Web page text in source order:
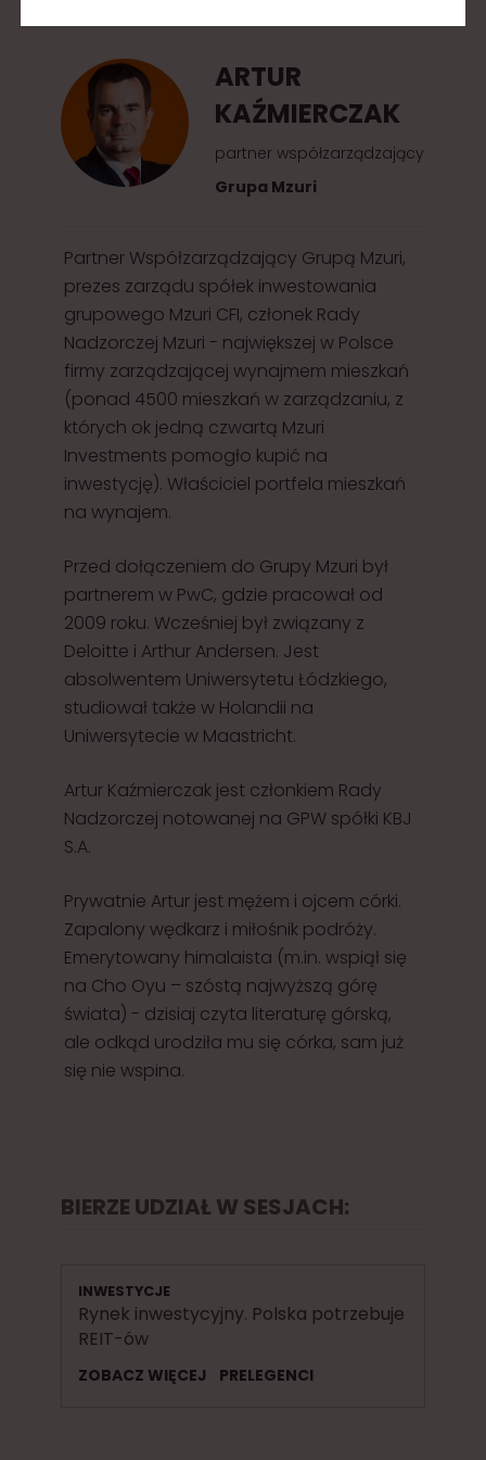
2
0
1
5
ARTUR
KAŹMIERCZAK
partner współzarządzający
Grupa Mzuri
Partner Współzarządzający Grupą Mzuri,
prezes zarządu spółek inwestowania
grupowego Mzuri CFI, członek Rady
Nadzorczej Mzuri - największej w Polsce
firmy zarządzającej wynajmem mieszkań
(ponad 4500 mieszkań w zarządzaniu, z
których ok jedną czwartą Mzuri
Investments pomogło kupić na
inwestycję). Właściciel portfela mieszkań
na wynajem.
Przed dołączeniem do Grupy Mzuri był
partnerem w PwC, gdzie pracował od
2009 roku. Wcześniej był związany z
Deloitte i Arthur Andersen. Jest
absolwentem Uniwersytetu Łódzkiego,
studiował także w Holandii na
Uniwersytecie w Maastricht.
Artur Kaźmierczak jest członkiem Rady
Nadzorczej notowanej na GPW spółki KBJ
S.A.
Prywatnie Artur jest mężem i ojcem córki.
Zapalony wędkarz i miłośnik podróży.
Emerytowany himalaista (m.in. wspiął się
na Cho Oyu – szóstą najwyższą górę
świata) - dzisiaj czyta literaturę górską,
ale odkąd urodziła mu się córka, sam już
się nie wspina.
BIERZE UDZIAŁ W SESJACH:
INWESTYCJE
Rynek inwestycyjny. Polska potrzebuje
REIT-ów
ZOBACZ WIĘCEJ PRELEGENCI